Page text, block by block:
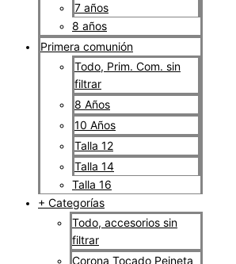
7 años
8 años
Primera comunión
Todo, Prim. Com. sin
filtrar
8 Años
10 Años
Talla 12
Talla 14
Talla 16
+ Categorías
Todo, accesorios sin
filtrar
Corona Tocado Peineta